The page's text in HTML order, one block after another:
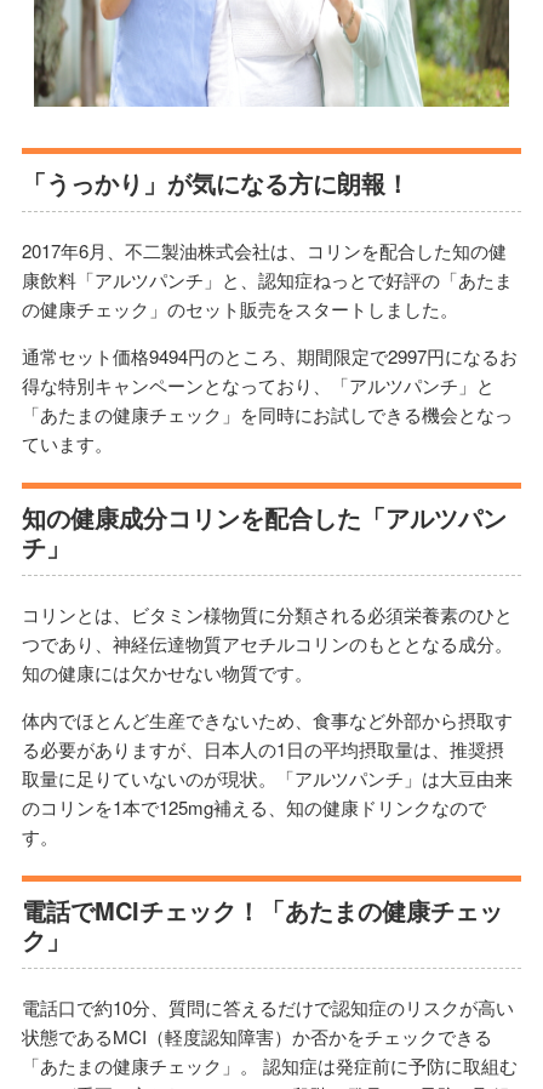
「うっかり」が気になる方に朗報！
2017年6月、不二製油株式会社は、コリンを配合した知の健
康飲料「アルツパンチ」と、認知症ねっとで好評の「あたま
の健康チェック」のセット販売をスタートしました。
通常セット価格9494円のところ、期間限定で2997円になるお
得な特別キャンペーンとなっており、「アルツパンチ」と
「あたまの健康チェック」を同時にお試しできる機会となっ
ています。
知の健康成分コリンを配合した「アルツパン
チ」
コリンとは、ビタミン様物質に分類される必須栄養素のひと
つであり、神経伝達物質アセチルコリンのもととなる成分。
知の健康には欠かせない物質です。
体内でほとんど生産できないため、食事など外部から摂取す
る必要がありますが、日本人の1日の平均摂取量は、推奨摂
取量に足りていないのが現状。「アルツパンチ」は大豆由来
のコリンを1本で125mg補える、知の健康ドリンクなので
す。
電話でMCIチェック！「あたまの健康チェッ
ク」
電話口で約10分、質問に答えるだけで認知症のリスクが高い
状態であるMCI（軽度認知障害）か否かをチェックできる
「あたまの健康チェック」。 認知症は発症前に予防に取組む